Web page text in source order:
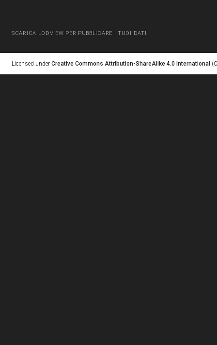
SCARICA LODVIEW PER PUBBLICARE I TUOI DATI
Licensed under Creative Commons Attribution-ShareAlike 4.0 International